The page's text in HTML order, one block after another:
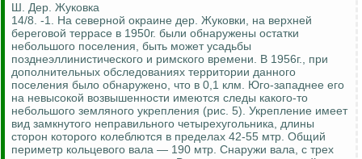
Ш. Дер. Жуковка
14/8. -1. На северной окраине дер. Жуковки, на верхней
береговой террасе в 1950г. были обнаружены остатки
небольшого поселения, быть может усадьбы
позднеэллинистического и римского времени. В 1956г., при
дополнительных обследованиях территории данного
поселения было обнаружено, что в 0,1 клм. Юго-западнее его
на невысокой возвышенности имеются следы какого-то
небольшого земляного укрепления (рис. 5). Укрепление имеет
вид замкнутого неправильного четырехугольника, длины
сторон которого колеблются в пределах 42-55 мтр. Общий
периметр кольцевого вала — 190 мтр. Снаружи вала, с трех